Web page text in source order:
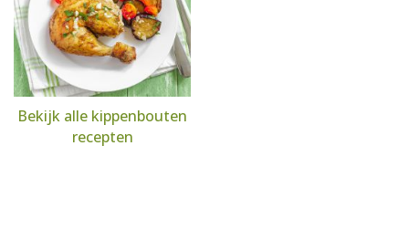
Bekijk alle kippenbouten
recepten